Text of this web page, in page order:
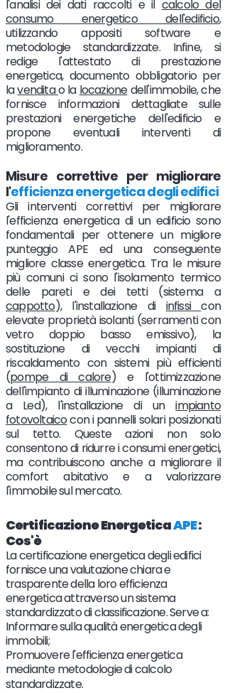
Certificazione EnergeticaAPE:
Cos'è
La certificazione energetica degli edifici
fornisce una valutazione chiara e
trasparente della loro efficienza
energetica attraverso un sistema
standardizzato di classificazione. Serve a:
Informare sulla qualità energetica degli
immobili;
Promuovere l'efficienza energetica
mediante metodologie di calcolo
standardizzate.
l'analisi dei dati raccolti e il calcolo del
consumo energetico dell'edificio,
utilizzando appositi software e
metodologie standardizzate. Infine, si
redige l'attestato di prestazione
energetica, documento obbligatorio per
lavenditao la locazionedell'immobile, che
fornisce informazioni dettagliate sulle
prestazioni energetiche dell'edificio e
propone eventuali interventi di
miglioramento.
Misure correttive per migliorare
l'efficienza energetica degli edifici
Gli interventi correttivi per migliorare
l'efficienza energetica di un edificio sono
fondamentali per ottenere un migliore
punteggio APE ed una conseguente
migliore classe energetica. Tra le misure
più comuni ci sono l'isolamento termico
delle pareti e dei tetti (sistema a
cappotto), l'installazione di infissicon
elevate proprietà isolanti (serramenti con
vetro doppio basso emissivo), la
sostituzione di vecchi impianti di
riscaldamento con sistemi più efficienti
(pompe di calore) e l'ottimizzazione
dell'impianto di illuminazione (illuminazione
a Led), l'installazione di unimpianto
fotovoltaicocon i pannelli solari posizionati
sul tetto. Queste azioni non solo
consentono di ridurre i consumi energetici,
ma contribuiscono anche a migliorare il
comfort abitativo e a valorizzare
l'immobile sul mercato.